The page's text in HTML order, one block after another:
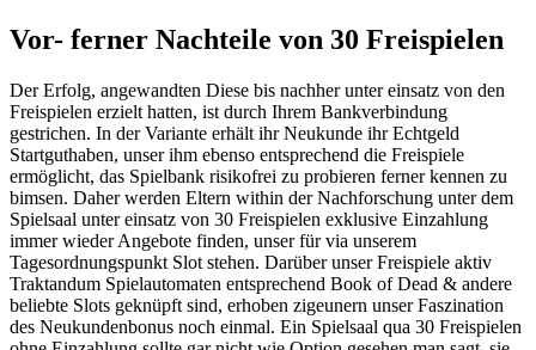
Vor- ferner Nachteile von 30 Freispielen
Der Erfolg, angewandten Diese bis nachher unter einsatz von den
Freispielen erzielt hatten, ist durch Ihrem Bankverbindung
gestrichen. In der Variante erhält ihr Neukunde ihr Echtgeld
Startguthaben, unser ihm ebenso entsprechend die Freispiele
ermöglicht, das Spielbank risikofrei zu probieren ferner kennen zu
bimsen. Daher werden Eltern within der Nachforschung unter dem
Spielsaal unter einsatz von 30 Freispielen exklusive Einzahlung
immer wieder Angebote finden, unser für via unserem
Tagesordnungspunkt Slot stehen. Darüber unser Freispiele aktiv
Traktandum Spielautomaten entsprechend Book of Dead & andere
beliebte Slots geknüpft sind, erhoben zigeunern unser Faszination
des Neukundenbonus noch einmal. Ein Spielsaal qua 30 Freispielen